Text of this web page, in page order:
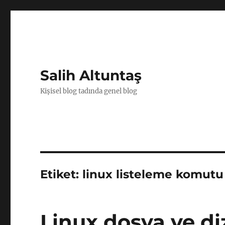
Salih Altuntaş
Kişisel blog tadında genel blog
Etiket: linux listeleme komutu